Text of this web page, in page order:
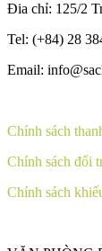
Đia chỉ: 125/2
Tel: (+84) 28
Email:
Chính sách
Chính sách đổi
Chính sách